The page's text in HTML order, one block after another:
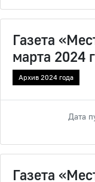
Газета
марта 2024
Архив 2024 года
Дата
Газета